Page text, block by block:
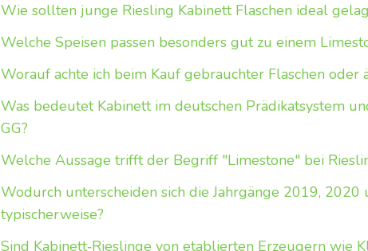
Wie sollten junge Riesling Kabinett Flaschen ideal
Welche Speisen passen besonders gut zu einem
Worauf achte ich beim Kauf gebrauchter Flaschen
Was bedeutet Kabinett im deutschen Prädikatsystem
GG?
Welche Aussage trifft der Begriff "Limestone" bei
Wodurch unterscheiden sich die Jahrgänge 2019,
typischerweise?
Sind Kabinett‑Rieslinge von etablierten Erzeugern wie